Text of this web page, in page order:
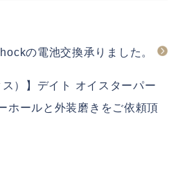
の電池交換承りました。
ス）】デイト オイスターパー
ホールと外装磨きをご依頼頂